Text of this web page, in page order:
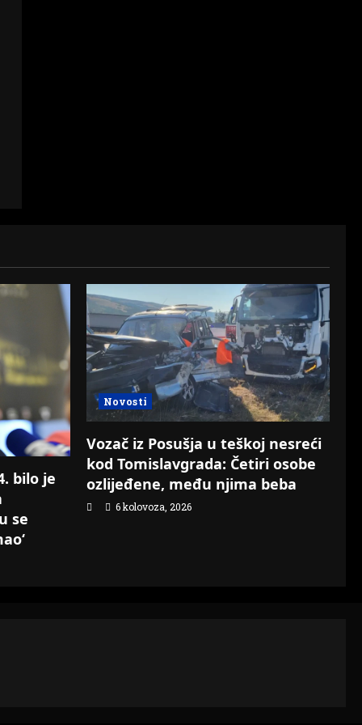
bilo je
se
Novosti
Vozač iz Posušja u teškoj nesreći
kod Tomislavgrada: Četiri osobe
ozlijeđene, među njima beba
6 kolovoza, 2026